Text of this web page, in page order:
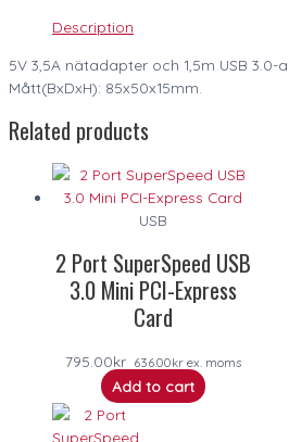
Description
5V 3,5A nätadapter och 1,5m USB
Mått(BxDxH): 85x50x15mm.
Related products
USB
2 Port SuperSpeed USB
3.0 Mini PCI-Express
Card
795.00kr 636.00kr ex. moms
Add to cart